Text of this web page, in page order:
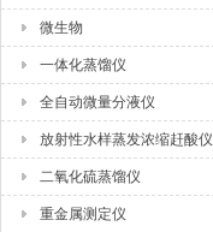
微生物
一体化蒸馏仪
全自动微量分液仪
放射性水样蒸发浓缩赶酸仪
二氧化硫蒸馏仪
重金属测定仪